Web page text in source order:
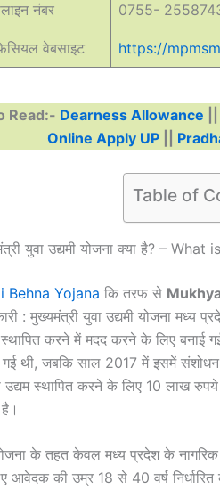
नंबर 0755-
वेबसाइट https://
Read:- Dearness Allowance
Online Apply UP
Table of
युवा उद्यमी योजना क्या है? –
Behna Yojana कि तरफ से
: मुख्यमंत्री युवा उद्यमी योजना मध्य
स्थापित करने में मदद करने के लिए
थी, जबकि साल 2017 में इसमें संशोधन
उद्यम स्थापित करने के लिए 10 लाख
के तहत केवल मध्य प्रदेश के
आवेदक की उम्र 18 से 40 वर्ष